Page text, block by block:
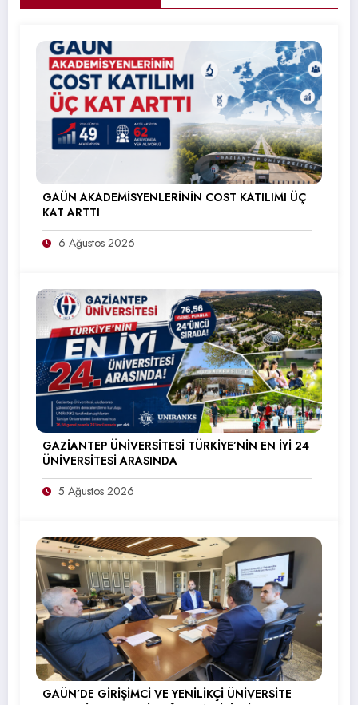
GAÜN AKADEMİSYENLERİNİN COST KATILIMI ÜÇ
KAT ARTTI
6 Ağustos 2026
GAZİANTEP ÜNİVERSİTESİ TÜRKİYE’NİN EN İYİ 24
ÜNİVERSİTESİ ARASINDA
5 Ağustos 2026
GAÜN’DE GİRİŞİMCİ VE YENİLİKÇİ ÜNİVERSİTE